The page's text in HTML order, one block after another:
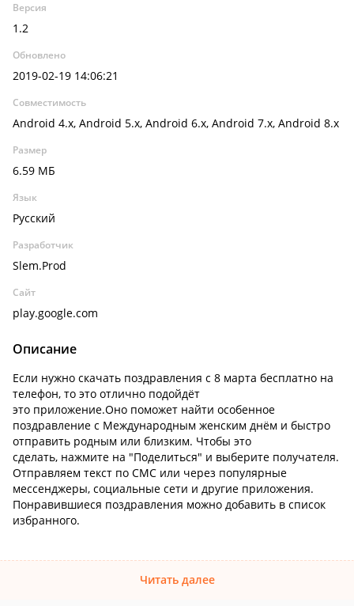
Версия
1.2
Обновлено
2019-02-19 14:06:21
Совместимость
Android 4.x, Android 5.x, Android 6.x, Android 7.x, Android 8.x
Размер
6.59 МБ
Язык
Русский
Разработчик
Slem.Prod
Сайт
play.google.com
Описание
Если нужно скачать поздравления с 8 марта бесплатно на
телефон, то это отлично подойдёт
это приложение.Оно поможет найти особенное
поздравление с Международным женским днём и быстро
отправить родным или близким. Чтобы это
сделать, нажмите на "Поделиться" и выберите получателя.
Отправляем текст по СМС или через популярные
мессенджеры, социальные сети и другие приложения.
Понравившиеся поздравления можно добавить в список
избранного.
Читать далее